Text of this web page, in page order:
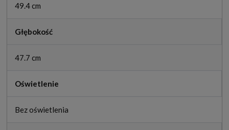
49.4 cm
Głębokość
47.7 cm
Oświetlenie
Bez oświetlenia